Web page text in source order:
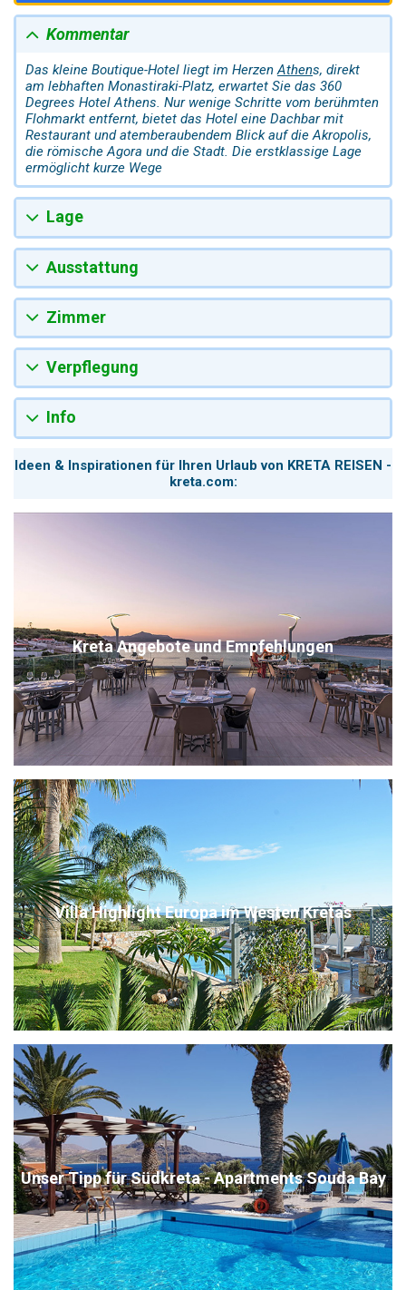
Kommentar
Das kleine Boutique-Hotel liegt im HerzenAthens, direkt
am lebhaften Monastiraki-Platz, erwartet Sie das 360
Degrees Hotel Athens. Nur wenige Schritte vom berühmten
Flohmarkt entfernt, bietet das Hotel eine Dachbar mit
Restaurant und atemberaubendem Blick auf die Akropolis,
die römische Agora und die Stadt. Die erstklassige Lage
ermöglicht kurze Wege
Lage
Ausstattung
Zimmer
Verpflegung
Info
Ideen & Inspirationen für Ihren Urlaub von KRETA REISEN -
kreta.com:
Kreta Angebote und Empfehlungen
Villa Highlight Europa im Westen Kretas
Unser Tipp für Südkreta - Apartments Souda Bay